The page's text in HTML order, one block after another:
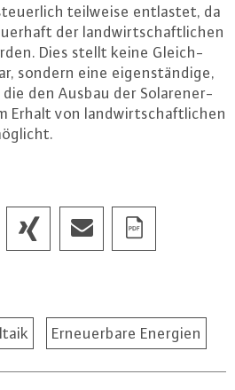
teilweise entlastet, da
der land­wirt­schaft­li­chen
Dies stellt keine Gleich­
sondern eine ei­gen­stän­di­ge,
den Ausbau der So­lar­ener­
Erhalt von land­wirt­schaft­li­chen
Erneuerbare Energien